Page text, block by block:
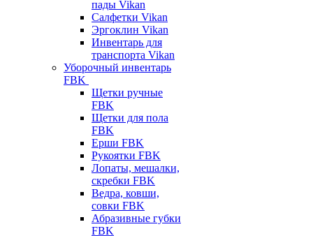
пады Vikan
Салфетки Vikan
Эргоклин Vikan
Инвентарь для
транспорта Vikan
Уборочный инвентарь
FBK
Щетки ручные
FBK
Щетки для пола
FBK
Ерши FBK
Рукоятки FBK
Лопаты, мешалки,
скребки FBK
Ведра, ковши,
совки FBK
Абразивные губки
FBK